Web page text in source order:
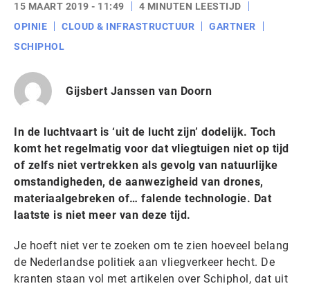
15 MAART 2019 - 11:49
4 MINUTEN LEESTIJD
OPINIE
CLOUD & INFRASTRUCTUUR
GARTNER
SCHIPHOL
Gijsbert Janssen van Doorn
In de luchtvaart is ‘uit de lucht zijn’ dodelijk. Toch
komt het regelmatig voor dat vliegtuigen niet op tijd
of zelfs niet vertrekken als gevolg van natuurlijke
omstandigheden, de aanwezigheid van drones,
materiaalgebreken of… falende technologie. Dat
laatste is niet meer van deze tijd.
Je hoeft niet ver te zoeken om te zien hoeveel belang
de Nederlandse politiek aan vliegverkeer hecht. De
kranten staan vol met artikelen over Schiphol, dat uit